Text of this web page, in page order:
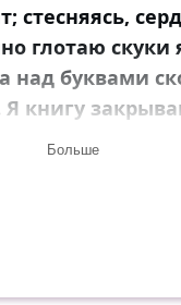
стесняясь,
глотаю скуки
над буквами
книгу
вырываю
холодный и
Больше